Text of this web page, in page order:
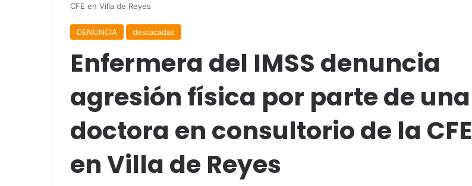
CFE en Villa de Reyes
DENUNCIA destacadas
Enfermera del IMSS denuncia
agresión física por parte de una
doctora en consultorio de la CFE
en Villa de Reyes